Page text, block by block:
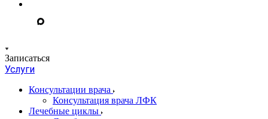
Записаться
Услуги
Консультации врача
Консультация врача ЛФК
Лечебные циклы